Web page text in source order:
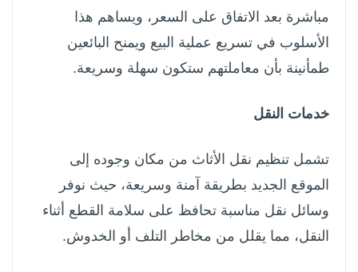
مباشرة بعد الاتفاق على السعر، ويساهم هذا
الأسلوب في تسريع عملية البيع ويمنح البائعين
طمأنينة بأن معاملتهم ستكون سهلة وسريعة.
خدمات النقل
تشمل تنظيم نقل الأثاث من مكان وجوده إلى
الموقع الجديد بطريقة آمنة وسريعة، حيث نوفر
وسائل نقل مناسبة تحافظ على سلامة القطع أثناء
النقل، مما يقلل من مخاطر التلف أو الخدوش.